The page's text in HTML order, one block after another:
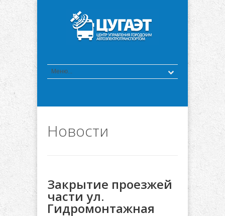
Новости
Закрытие проезжей
части ул.
Гидромонтажная